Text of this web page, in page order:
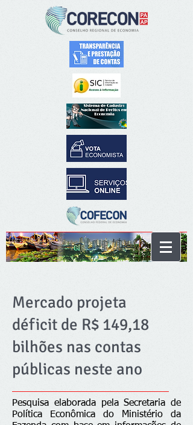
Mercado projeta
déficit de R$ 149,18
bilhões nas contas
públicas neste ano
Pesquisa elaborada pela Secretaria de
Política Econômica do Ministério da